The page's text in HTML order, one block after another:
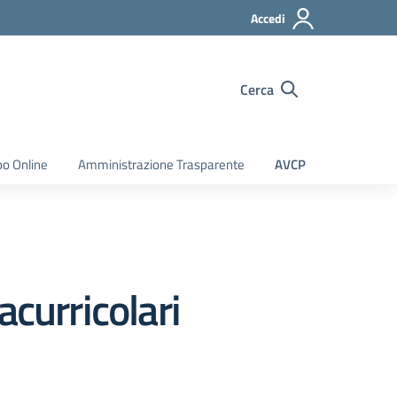
Accedi
Cerca
Online Amministrazione Trasparente AVCP